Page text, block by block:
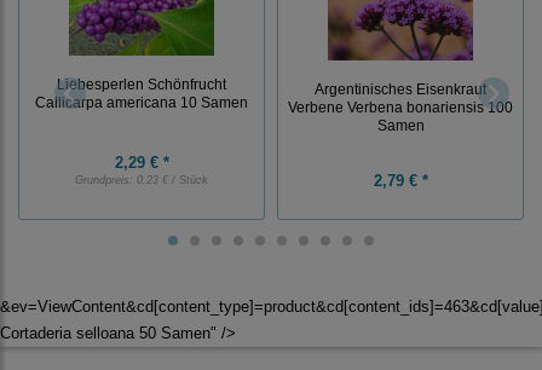
Liebesperlen Schönfrucht
Callicarpa americana 10 Samen
2,29 € *
Grundpreis: 0,23 € / Stück
Argentinisches Eisenkraut
Verbene Verbena bonariensis 100
Samen
2,79 € *
Cortaderia selloana 50 Samen" />